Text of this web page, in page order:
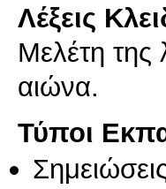
Λέξεις
Μελέτη της
αιώνα.
Τύποι